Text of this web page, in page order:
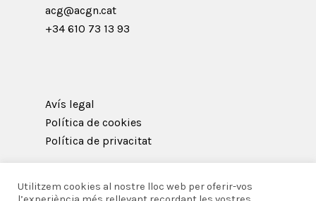
acg@acgn.cat
+34 610 73 13 93
Avís legal
Política de cookies
Política de privacitat
Utilitzem cookies al nostre lloc web per oferir-vos